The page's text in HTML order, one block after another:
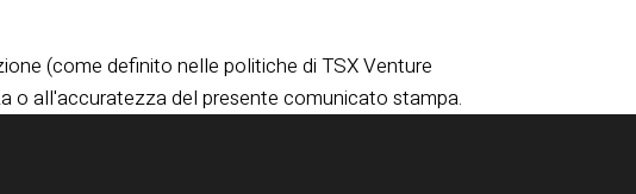
(come definito nelle politiche di TSX Venture
o all'accuratezza del presente comunicato stampa.